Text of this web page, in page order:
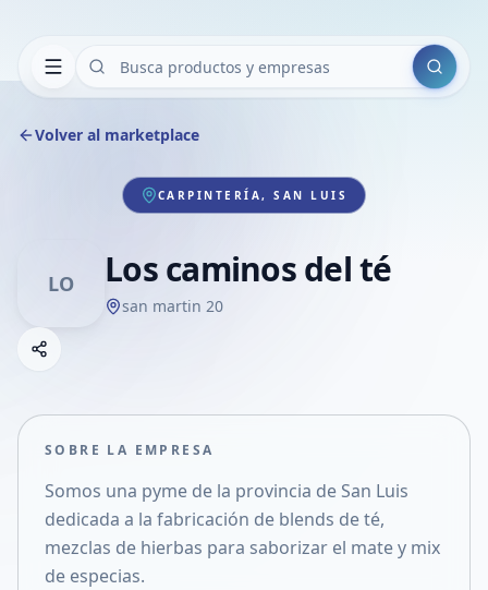
Buscar
Volver al marketplace
CARPINTERÍA, SAN LUIS
LO Los caminos del té
san martin 20
Compartir empresa
Compartir en X
SOBRE LA EMPRESA
Somos una pyme de la provincia de San Luis
dedicada a la fabricación de blends de té,
mezclas de hierbas para saborizar el mate y mix
de especias.